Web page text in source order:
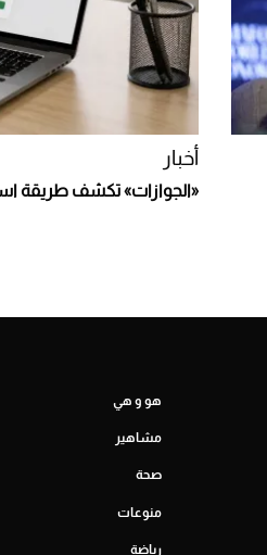
أخبار
«الجوازات» تكشف طريقة
هو و هي
مشاهير
صحة
منوعات
رياضة